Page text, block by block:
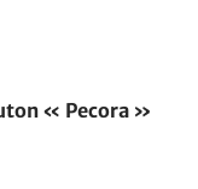
« Pecora »